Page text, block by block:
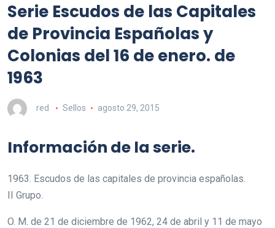
Serie Escudos de las Capitales
de Provincia Españolas y
Colonias del 16 de enero. de
1963
red Sellos agosto 29, 2015
Información de la serie.
1963. Escudos de las capitales de provincia españolas.
II Grupo.
O. M. de 21 de diciembre de 1962, 24 de abril y 11 de mayo